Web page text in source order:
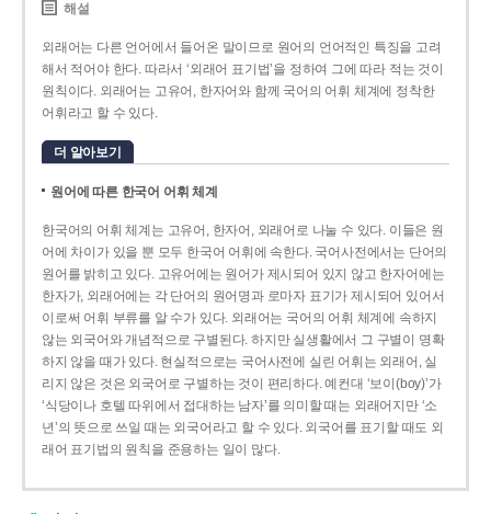
해설
외래어는 다른 언어에서 들어온 말이므로 원어의 언어적인 특징을 고려
해서 적어야 한다. 따라서 ‘외래어 표기법’을 정하여 그에 따라 적는 것이
원칙이다. 외래어는 고유어, 한자어와 함께 국어의 어휘 체계에 정착한
어휘라고 할 수 있다.
더 알아보기
원어에 따른 한국어 어휘 체계
한국어의 어휘 체계는 고유어, 한자어, 외래어로 나눌 수 있다. 이들은 원
어에 차이가 있을 뿐 모두 한국어 어휘에 속한다. 국어사전에서는 단어의
원어를 밝히고 있다. 고유어에는 원어가 제시되어 있지 않고 한자어에는
한자가, 외래어에는 각 단어의 원어명과 로마자 표기가 제시되어 있어서
이로써 어휘 부류를 알 수가 있다. 외래어는 국어의 어휘 체계에 속하지
않는 외국어와 개념적으로 구별된다. 하지만 실생활에서 그 구별이 명확
하지 않을 때가 있다. 현실적으로는 국어사전에 실린 어휘는 외래어, 실
리지 않은 것은 외국어로 구별하는 것이 편리하다. 예컨대 ‘보이(boy)’가
‘식당이나 호텔 따위에서 접대하는 남자’를 의미할 때는 외래어지만 ‘소
년’의 뜻으로 쓰일 때는 외국어라고 할 수 있다. 외국어를 표기할 때도 외
래어 표기법의 원칙을 준용하는 일이 많다.